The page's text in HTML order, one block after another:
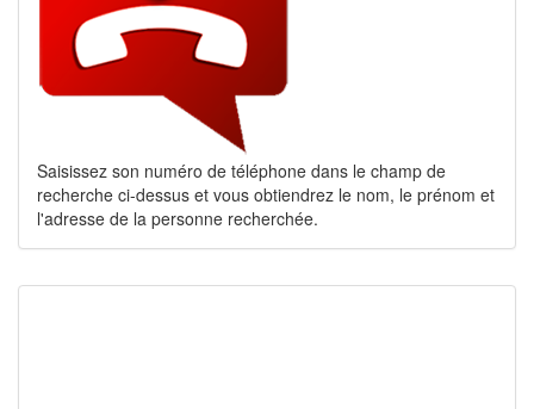
Saisissez son numéro de téléphone dans le champ de
recherche ci-dessus et vous obtiendrez le nom, le prénom et
l'adresse de la personne recherchée.